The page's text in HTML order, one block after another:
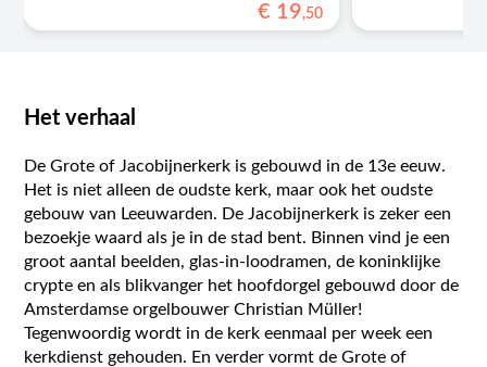
€ 19,50
Het verhaal
De Grote of Jacobijnerkerk is gebouwd in de 13e eeuw.
Het is niet alleen de oudste kerk, maar ook het oudste
gebouw van Leeuwarden. De Jacobijnerkerk is zeker een
bezoekje waard als je in de stad bent. Binnen vind je een
groot aantal beelden, glas-in-loodramen, de koninklijke
crypte en als blikvanger het hoofdorgel gebouwd door de
Amsterdamse orgelbouwer Christian Müller!
Tegenwoordig wordt in de kerk eenmaal per week een
kerkdienst gehouden. En verder vormt de Grote of